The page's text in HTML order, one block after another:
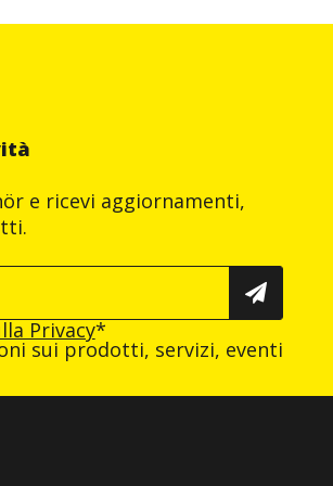
e ricevi aggiornamenti,
Privacy*
sui prodotti, servizi, eventi